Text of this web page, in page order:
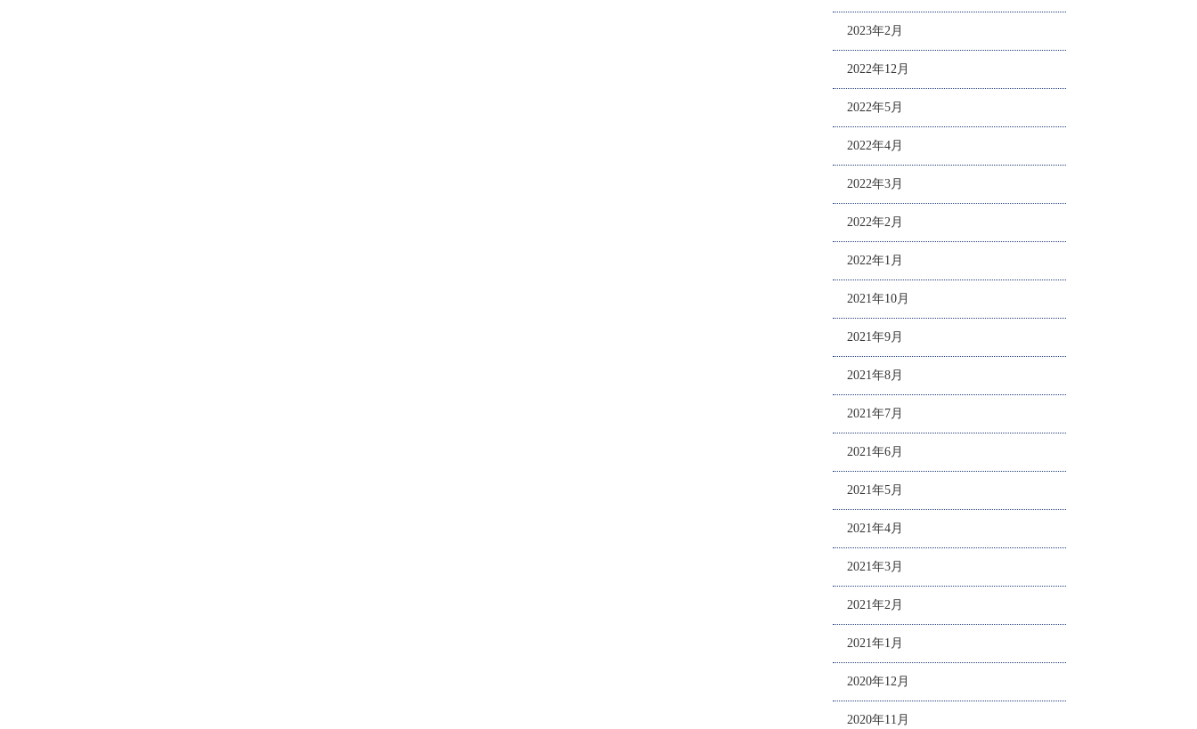
2023年2月
2022年12月
2022年5月
2022年4月
2022年3月
2022年2月
2022年1月
2021年10月
2021年9月
2021年8月
2021年7月
2021年6月
2021年5月
2021年4月
2021年3月
2021年2月
2021年1月
2020年12月
2020年11月